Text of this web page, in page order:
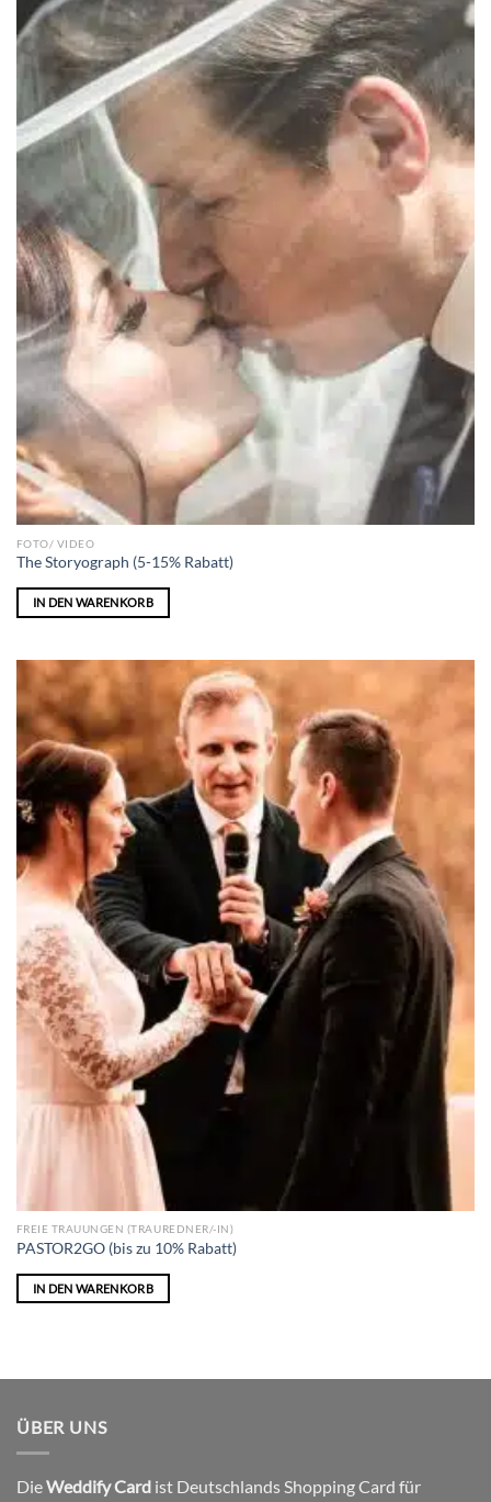
FOTO/ VIDEO
The Storyograph (5-15% Rabatt)
IN DEN WARENKORB
FREIE TRAUUNGEN (TRAUREDNER/-IN)
PASTOR2GO (bis zu 10% Rabatt)
IN DEN WARENKORB
ÜBER UNS
DieWeddify Card ist Deutschlands Shopping Card für